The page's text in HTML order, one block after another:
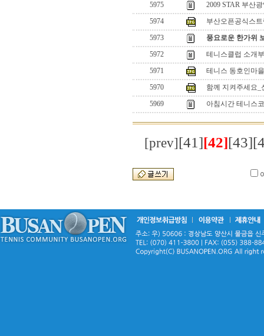
5975
2009 STAR 부산
5974
부산오픈공식스
5973
풍요로운 한가위
5972
테니스클럽 소개
5971
테니스 동호인마
5970
함께 지켜주세요_
5969
아침시간 테니스
[prev][41][42][43]